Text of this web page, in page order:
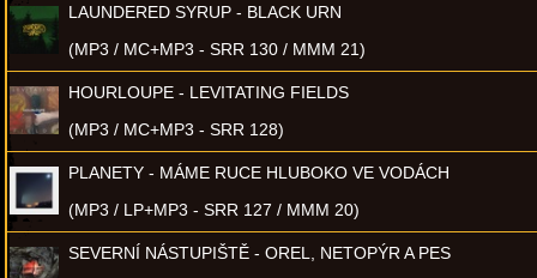
LAUNDERED SYRUP - BLACK URN
(MP3 / MC+MP3 - SRR 130 / MMM 21)
HOURLOUPE - LEVITATING FIELDS
(MP3 / MC+MP3 - SRR 128)
PLANETY - MÁME RUCE HLUBOKO VE VODÁCH
(MP3 / LP+MP3 - SRR 127 / MMM 20)
SEVERNÍ NÁSTUPIŠTĚ - OREL, NETOPÝR A PES